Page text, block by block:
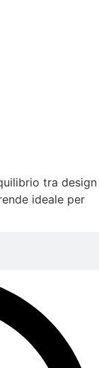
tra design
ideale per